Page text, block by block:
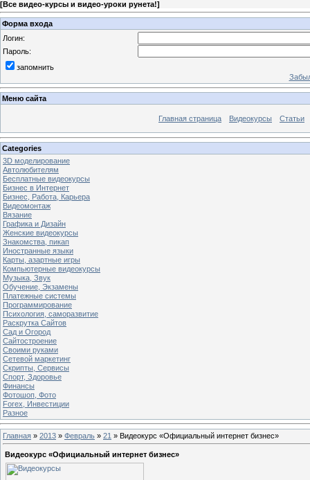
[Все видео-курсы и видео-уроки рунета!]
Форма входа
Логин:
Пароль:
запомнить
Меню сайта
Главная страница Видеокурсы Статьи
Categories
3D моделирование
Автолюбителям
Бесплатные видеокурсы
Бизнес в Интернет
Бизнес, Работа, Карьера
Видеомонтаж
Вязание
Графика и Дизайн
Женские видеокурсы
Знакомства, пикап
Иностранные языки
Карты, азартные игры
Компьютерные видеокурсы
Музыка, Звук
Обучение, Экзамены
Платежные системы
Программирование
Психология, саморазвитие
Раскрутка Сайтов
Cад и Огород
Сайтостроение
Своими руками
Сетевой маркетинг
Скрипты, Сервисы
Спорт, Здоровье
Финансы
Фотошоп, Фото
Forex, Инвестиции
Разное
Главная » 2013 » Февраль » 21 » Видеокурс «Официальный интернет бизнес»
Видеокурс «Официальный интернет бизнес»